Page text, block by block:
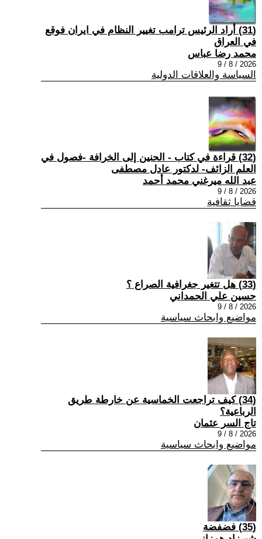
(31) أراد الرئيس ترامب تغيير النظام في ايران فوقع
في العراق
محمد رضا عباس
2026 / 8 / 9
السياسة والعلاقات الدولية
(32) قراءة في كتاب - الحنين إلى الخرافة -فصول في
العلم الزائف- لدكتور عادل مصطفى
عبد الله ميرغني محمد أحمد
2026 / 8 / 9
قضايا ثقافية
(33) هل تتغير جغرافية الصراع ؟
حسين علي الحمداني
2026 / 8 / 9
مواضيع وابحاث سياسية
(34) كيف تراجعت الخماسية عن خارطة طريق
الرباعية؟
تاج السر عثمان
2026 / 8 / 9
مواضيع وابحاث سياسية
(35) فضفضة